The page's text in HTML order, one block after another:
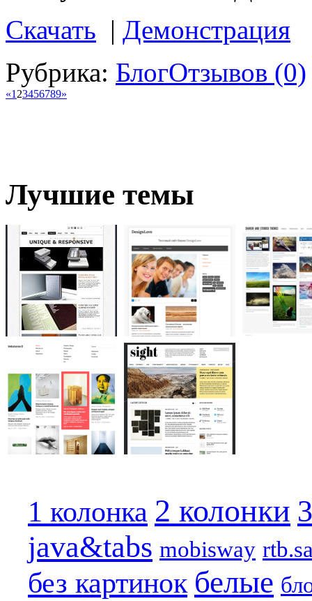
Скачать | Демонстрация
Рубрика: БлогОтзывов (0)
«1 23456789»
Лучшие темы
1 колонка 2 колонки
java&tabs mobisway
без картинок белые